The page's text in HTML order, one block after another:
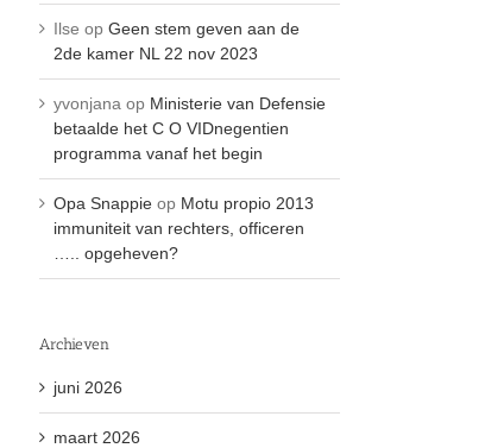
Ilse op Geen stem geven aan de
2de kamer NL 22 nov 2023
yvonjana op Ministerie van Defensie
betaalde het C O VIDnegentien
programma vanaf het begin
Opa Snappie op Motu propio 2013
immuniteit van rechters, officeren
….. opgeheven?
Archieven
juni 2026
maart 2026